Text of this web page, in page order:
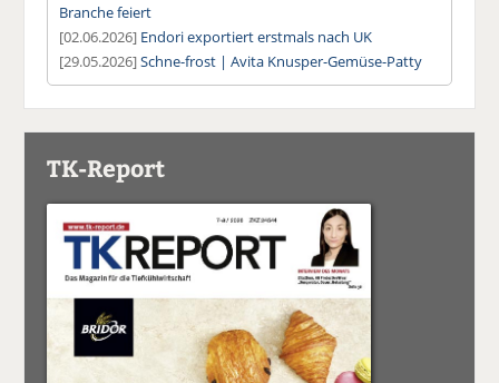
Branche feiert
[02.06.2026] Endori exportiert erstmals nach UK
[29.05.2026]Schne-frost | Avita Knusper-Gemüse-Patty
TK-Report